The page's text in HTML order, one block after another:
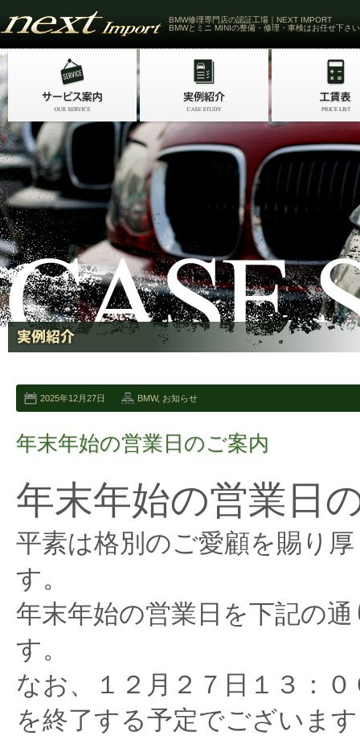
BMW修理専門店の認証工場｜NEXT IMPORT
BMWとミニ MINIの整備・修理・車検はお任せ下さい
2025年12月27日 BMW, お知らせ
年末年始の営業日のご案内
年末年始の営業日
平素は格別のご愛顧を賜り
す。
年末年始の営業日を下記の
す。
なお、１２月２７日１３：
を終了する予定でございま